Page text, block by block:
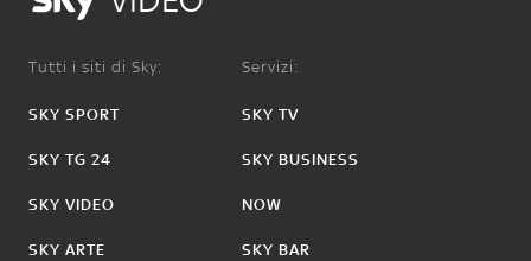
Tutti i siti di Sky:
SKY SPORT
SKY TG 24
SKY VIDEO
SKY ARTE
Servizi:
SKY TV
SKY BUSINESS
NOW
SKY BAR